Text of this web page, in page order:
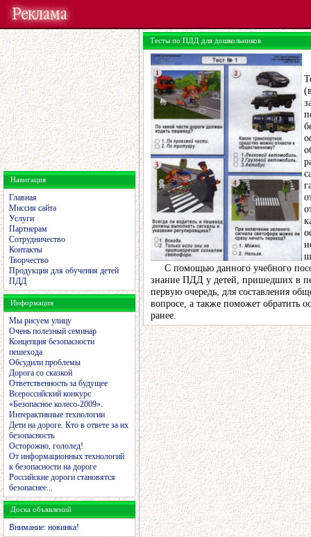
Навигация
Главная
Миссия сайта
Услуги
Партнерам
Сотрудничество
Контакты
Творчество
Продукция для обучения детей
ПДД
Информация
Мы рисуем улицу
Очень полезный семинар
Концепция безопасности
пешехода
Обсудили проблемы
Дорога со сказкой
Ответственность за будущее
Всероссийский конкурс
«Безопасное колесо-2009».
Интерактивные технологии
Дети на дороге. Кто в ответе за их
безопасность
Осторожно, гололед!
От информационных технологий
к безопасности на дороге
Российские дороги становятся
безопаснее...
Доска объявлений
Внимание: новинка!
Тесты по ПДД для дошкольников
С помощью данного учебного
знание ПДД у детей, пришедших в
первую очередь, для составления
вопросе, а также поможет обратить
ранее.